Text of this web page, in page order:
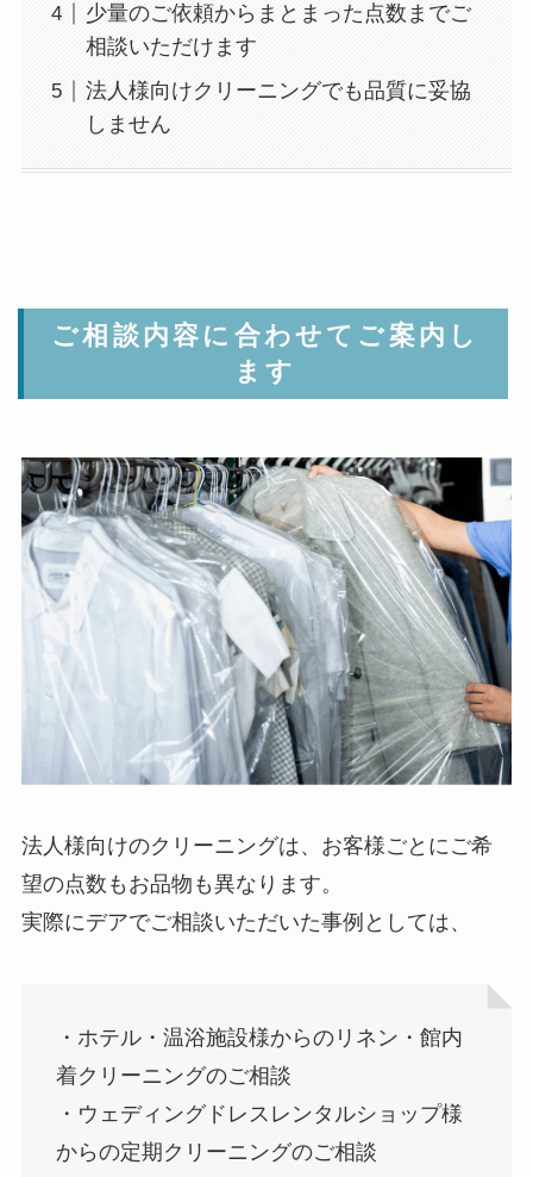
少量のご依頼からまとまった点数までご
相談いただけます
法人様向けクリーニングでも品質に妥協
しません
ご相談内容に合わせてご案内し
ます
法人様向けのクリーニングは、お客様ごとにご希
望の点数もお品物も異なります。
実際にデアでご相談いただいた事例としては、
・ホテル・温浴施設様からのリネン・館内
着クリーニングのご相談
・ウェディングドレスレンタルショップ様
からの定期クリーニングのご相談